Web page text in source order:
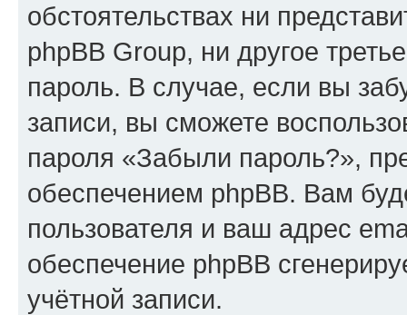
обстоятельствах ни
phpBB Group, ни другое
пароль. В случае, если вы
записи, вы сможете
пароля «Забыли пароль?»,
обеспечением phpBB. Вам
пользователя и ваш адрес
обеспечение phpBB
учётной записи.